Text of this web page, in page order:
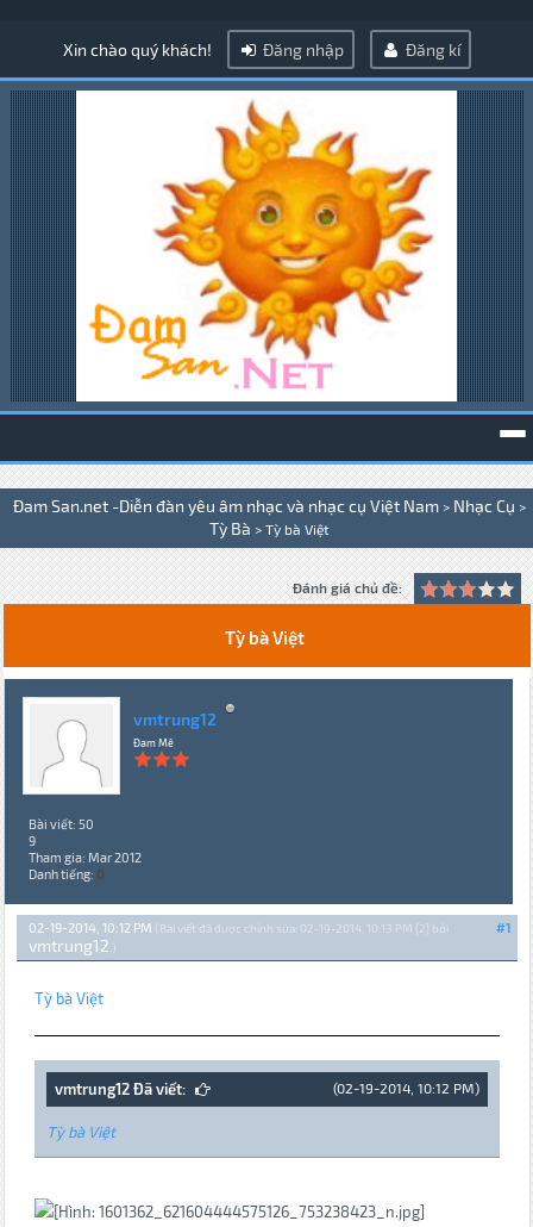
Xin chào quý khách! Đăng nhập Đăng kí
Đam San.net -Diễn đàn yêu âm nhạc và nhạc cụ Việt Nam > Nhạc Cụ >
Tỳ Bà > Tỳ bà Việt
Đánh giá chủ đề:
Tỳ bà Việt
vmtrung12
Đam Mê
Bài viết: 50
9
Tham gia: Mar 2012
Danh tiếng: 0
#1
02-19-2014, 10:12 PM (Bài viết đã được chỉnh sửa: 02-19-2014, 10:13 PM {2} bởi
vmtrung12 .)
Tỳ bà Việt
(02-19-2014, 10:12 PM)
vmtrung12 Đã viết:
Tỳ bà Việt